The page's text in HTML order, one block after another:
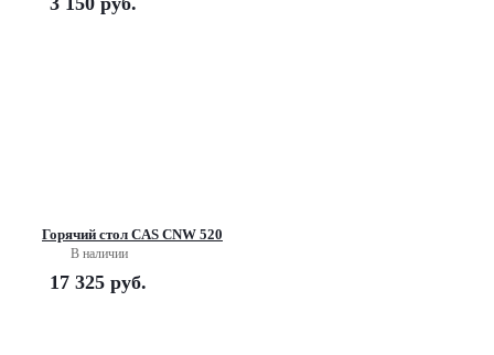
Горячий стол CAS CNW 520
В наличии
17 325 руб.